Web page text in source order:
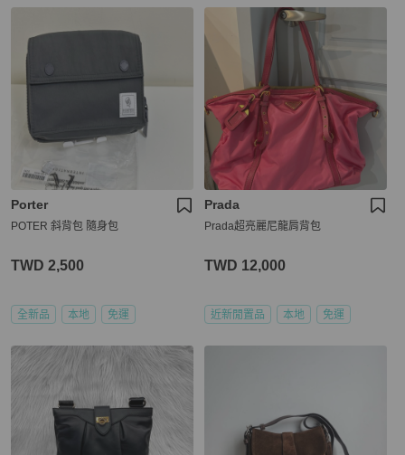
Porter
POTER 斜背包 隨身包
TWD 2,500
全新品 本地 免運
Prada
Prada超亮麗尼龍肩背包
TWD 12,000
近新閒置品 本地 免運